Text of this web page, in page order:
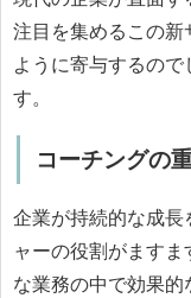
注目を集めるこの新
ように寄与するの
す。
コーチングの
企業が持続的な成長
ャーの役割がます
な業務の中で効果